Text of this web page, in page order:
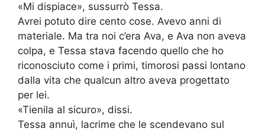
«Mi dispiace», sussurrò Tessa.
Avrei potuto dire cento cose. Avevo anni di
materiale. Ma tra noi c’era Ava, e Ava non aveva
colpa, e Tessa stava facendo quello che ho
riconosciuto come i primi, timorosi passi lontano
dalla vita che qualcun altro aveva progettato
per lei.
«Tienila al sicuro», dissi.
Tessa annuì, lacrime che le scendevano sul